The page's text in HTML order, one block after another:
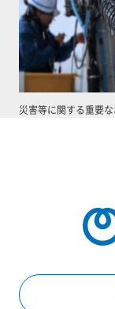
災害等に関する重要